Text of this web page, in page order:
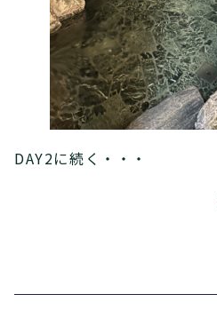
DAY2に続く・・・